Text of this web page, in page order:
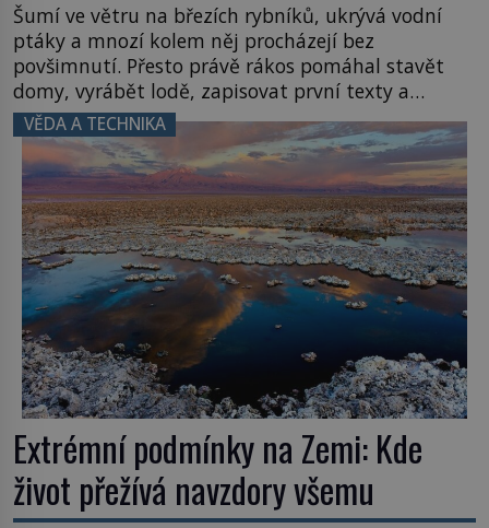
Šumí ve větru na březích rybníků, ukrývá vodní
ptáky a mnozí kolem něj procházejí bez
povšimnutí. Přesto právě rákos pomáhal stavět
domy, vyrábět lodě, zapisovat první texty a
inspiroval řadu pověstí. Tato skromná, ale
užitečná rostlina provází člověka už tisíce let.
Většina lidí vnímá rákos jen jako obyčejnou kulisu
letního koupání. Stačí se však podívat […]
VĚDA A TECHNIKA
Extrémní podmínky na Zemi: Kde
život přežívá navzdory všemu